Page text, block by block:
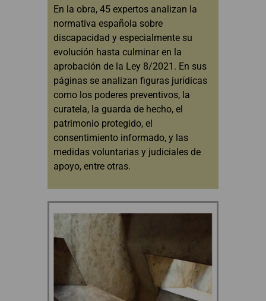
En la obra, 45 expertos analizan la
normativa española sobre
discapacidad y especialmente su
evolución hasta culminar en la
aprobación de la Ley 8/2021. En sus
páginas se analizan figuras jurídicas
como los poderes preventivos, la
curatela, la guarda de hecho, el
patrimonio protegido, el
consentimiento informado, y las
medidas voluntarias y judiciales de
apoyo, entre otras.